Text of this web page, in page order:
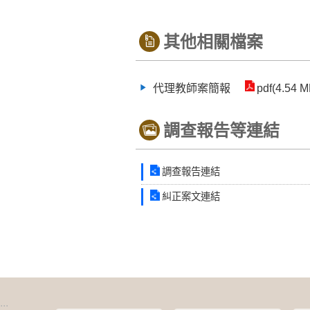
其他相關檔案
代理教師案簡報 pdf(4.54
調查報告等連結
調查報告連結
糾正案文連結
:::